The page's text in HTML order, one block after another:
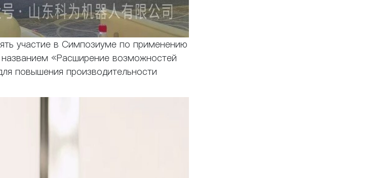
участие в Симпозиуме по применению
«Расширение возможностей
повышения производительности